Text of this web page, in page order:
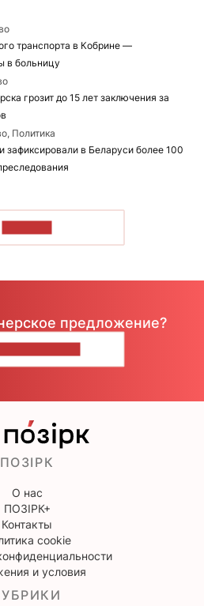
транспорта в Кобрине —
в больницу
грозит до 15 лет заключения за
Политика
зафиксировали в Беларуси более 100
предложение?
ПОЗІРК
О нас
ПОЗІРК+
Контакты
cookie
и условия